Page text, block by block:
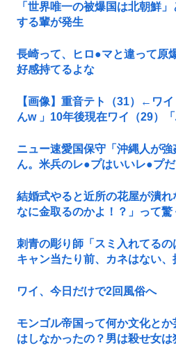
「世界唯一の被爆国は北朝鮮
する輩が発生
長崎って、ヒロ●マと違って原
好感持てるよな
【画像】重音テト（31）←ワ
んw 」10年後現在ワイ（29）
ニュー速愛国保守「沖縄人が
ん。米兵のレ●プはいいレ●プだ
結婚式やると近所の花屋が潰
なに金取るのかよ！？」って驚
刺青の彫り師「スミ入れてる
キャン当たり前、カネはない
ワイ、今日だけで2回風俗へ
モンゴル帝国って何か文化と
はしなかったの？男は殺せ女